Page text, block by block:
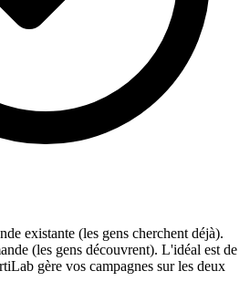
existante (les gens cherchent déjà).
(les gens découvrent). L'idéal est de
gère vos campagnes sur les deux